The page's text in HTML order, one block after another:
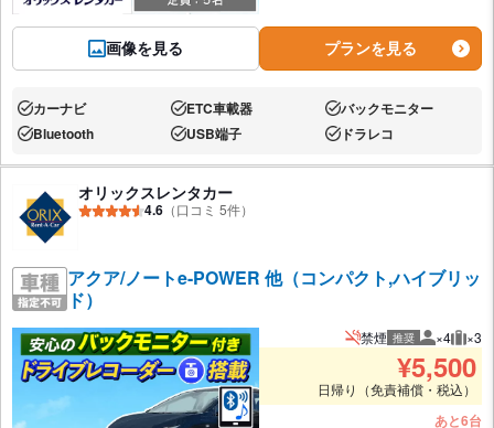
画像を見る プランを見る
あり:カーナビ あり:ETC車載器 あり:バックモニター
あり:Bluetooth あり:USB端子 あり:ドラレコ
オリックスレンタカー
4.6 （口コミ 5件）
アクア/ノートe-POWER 他（コンパクト,ハイブリッ
ド）
禁煙 推奨 推奨人数
×4 推
×3
¥5,500
日帰り（免責補償・税込）
あと6台